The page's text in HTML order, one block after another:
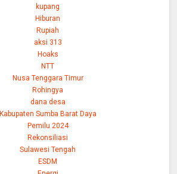
kupang
Hiburan
Rupiah
aksi 313
Hoaks
NTT
Nusa Tenggara Timur
Rohingya
dana desa
Kabupaten Sumba Barat Daya
Pemilu 2024
Rekonsiliasi
Sulawesi Tengah
ESDM